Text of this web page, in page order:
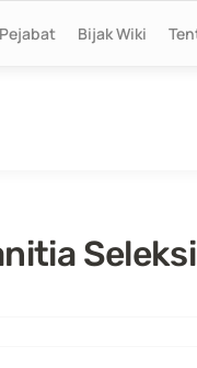
Seleksi
Bijak Wiki